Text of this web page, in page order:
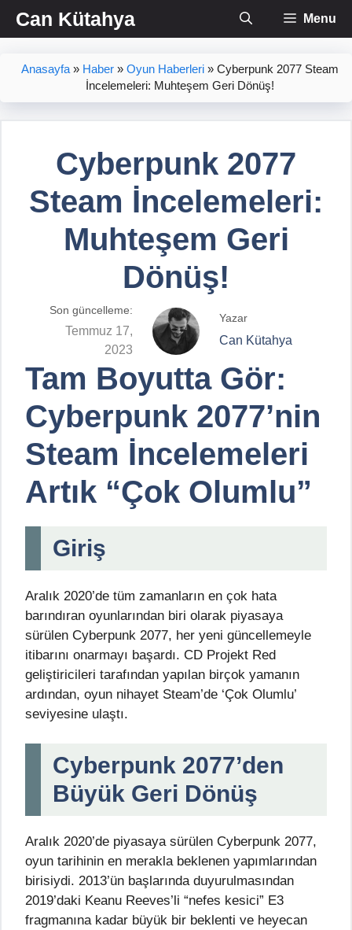
İçeriğe
atlaCan Kütahya Menu
Anasayfa » Haber » Oyun Haberleri » Cyberpunk 2077 Steam
İncelemeleri: Muhteşem Geri Dönüş!
Cyberpunk 2077
Steam İncelemeleri:
Muhteşem Geri
Dönüş!
Son güncelleme:
Temmuz 17,
2023
Yazar
Can Kütahya
Tam Boyutta Gör:
Cyberpunk 2077’nin
Steam İncelemeleri
Artık “Çok Olumlu”
Giriş
Aralık 2020’de tüm zamanların en çok hata
barındıran oyunlarından biri olarak piyasaya
sürülen Cyberpunk 2077, her yeni güncellemeyle
itibarını onarmayı başardı. CD Projekt Red
geliştiricileri tarafından yapılan birçok yamanın
ardından, oyun nihayet Steam’de ‘Çok Olumlu’
seviyesine ulaştı.
Cyberpunk 2077’den
Büyük Geri Dönüş
Aralık 2020’de piyasaya sürülen Cyberpunk 2077,
oyun tarihinin en merakla beklenen yapımlarından
birisiydi. 2013’ün başlarında duyurulmasından
2019’daki Keanu Reeves’li “nefes kesici” E3
fragmanına kadar büyük bir beklenti ve heyecan